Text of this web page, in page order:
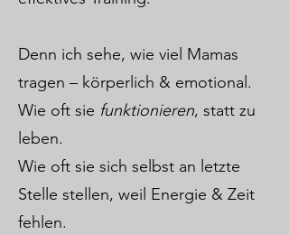
Denn ich sehe, wie viel Mamas
tragen – körperlich & emotional.
Wie oft sie funktionieren, statt zu
leben.
Wie oft sie sich selbst an letzte
Stelle stellen, weil Energie & Zeit
fehlen.